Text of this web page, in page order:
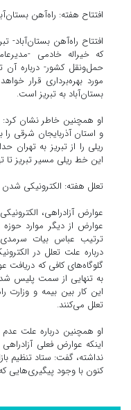
افتتاح هفته: راه‌آهن
افتتاح راه‌آهن بستان‌آباد-
که خیراله خادمی -
حمل‌ونقل کشور- درباره آن
مورد بهره‌برداری قرار
بستان‌آباد به تبریز است.
او همچنین خاطر نشان کرد:
و استان آذربایجان شرقی
ریلی را از تبریز به تهران
این خط ریلی مسیر تبریز
تعلل هفته: الکترونیکی
عوارض آزادراهی،
عوارض از دیگر موارد
ترتیب عباس بیات سرمدی -
درباره علت تعلل در
به تنهایی از سمت پلیس
این کار بین بیمه و وزارت
تعلل می‌کنند.
او همچنین درباره علت
نداشته، گفت: ستاد تنظیم
کنون با وجود پیگیری‌هایی